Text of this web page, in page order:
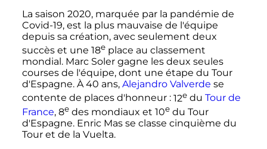
La saison 2020, marquée par la pandémie de
Covid-19, est la plus mauvaise de l'équipe
depuis sa création, avec seulement deux
succès et une 18eplace au classement
mondial. Marc Soler gagne les deux seules
courses de l'équipe, dont une étape du Tour
d'Espagne. À 40 ans, Alejandro Valverde se
contente de places d'honneur : 12edu Tour de
France, 8edes mondiaux et 10edu Tour
d'Espagne. Enric Mas se classe cinquième du
Tour et de la Vuelta.